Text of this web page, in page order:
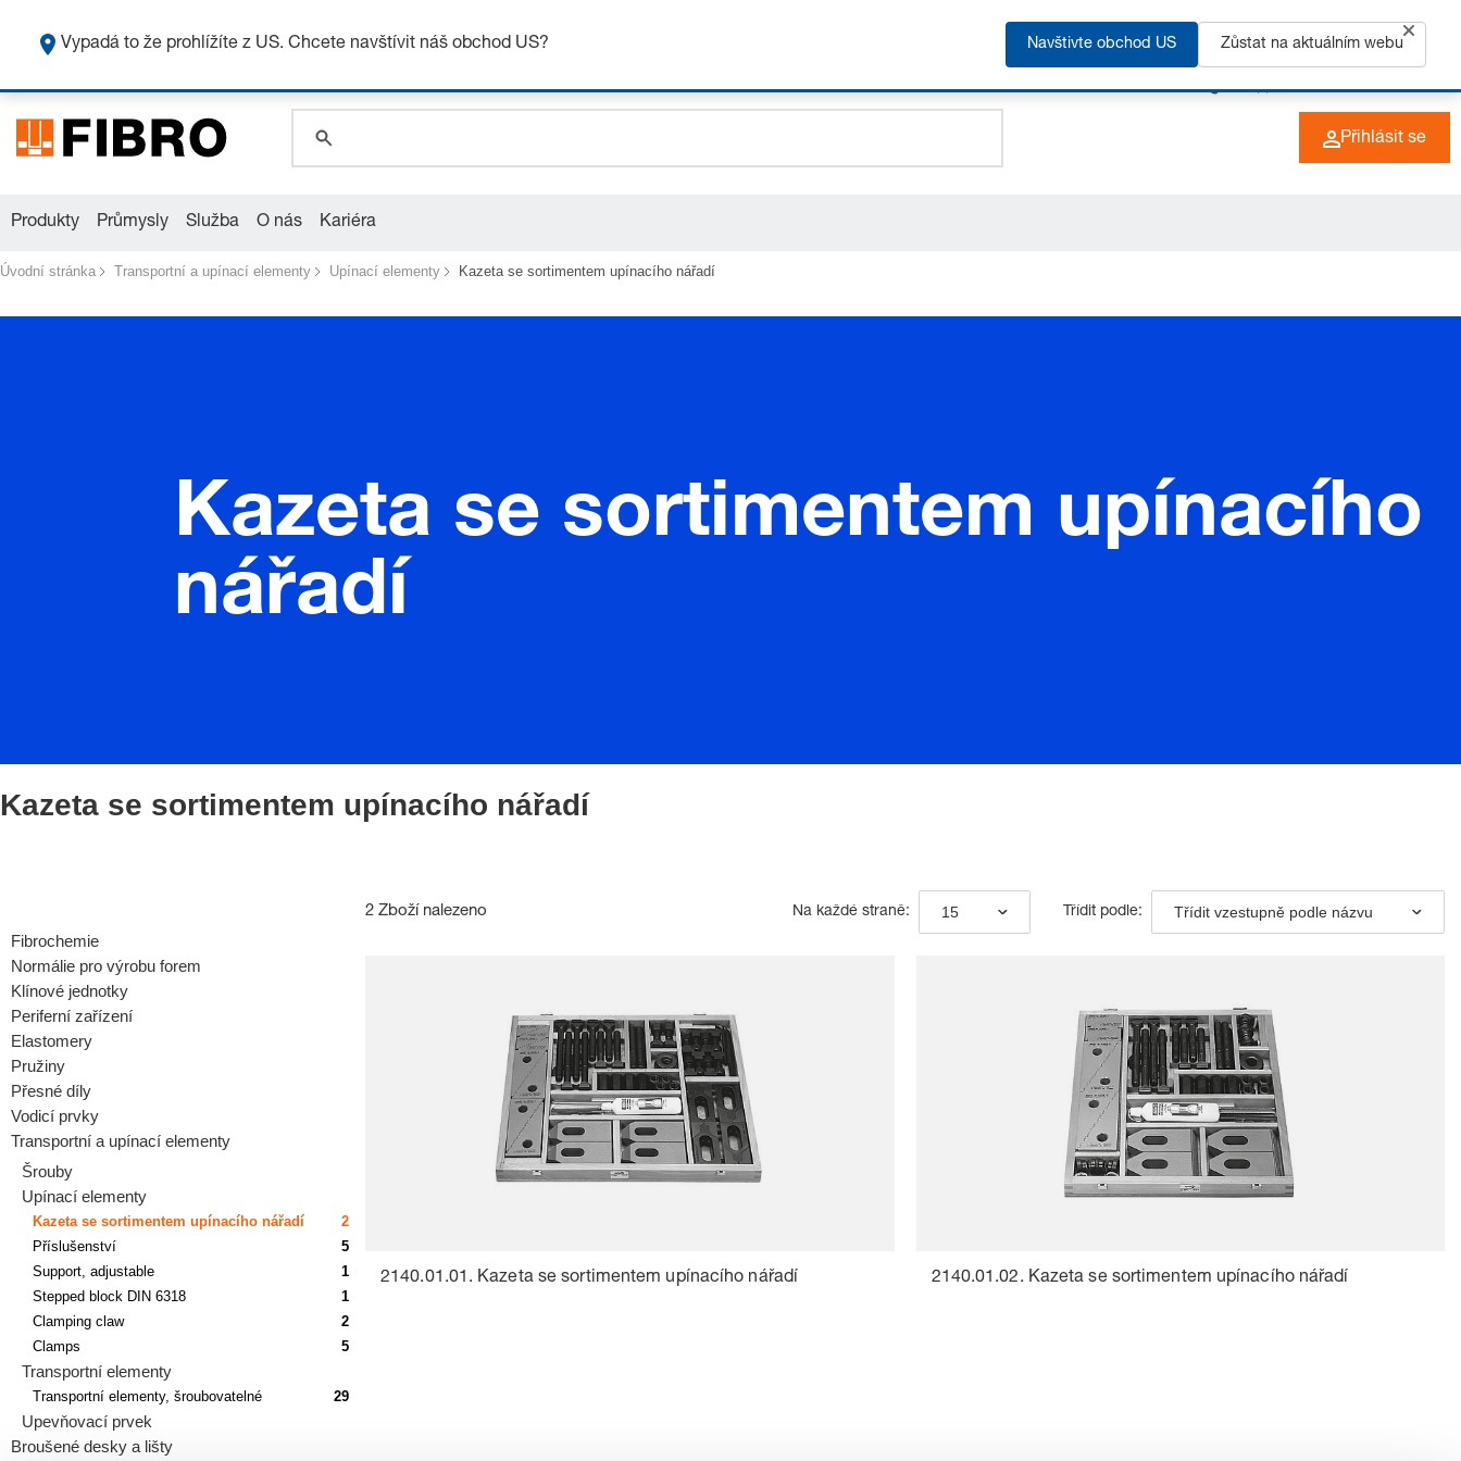
+49 (0) 6266 73-0 CZ
global.search.placeholder.category
Přihlásit se
Produkty Průmysly Služba O nás Kariéra
Úvodní stránka Transportní a upínací elementy Upínací elementy Kazeta se sortimentem upínacího nářadí
Kazeta se sortimentem upínacího
nářadí
Kazeta se sortimentem upínacího nářadí
Fibrochemie
Normálie pro výrobu forem
Klínové jednotky
Periferní zařízení
Elastomery
Pružiny
Přesné díly
Vodicí prvky
Transportní a upínací elementy
Šrouby
Upínací elementy
Kazeta se sortimentem upínacího nářadí
2
Příslušenství
5
Support, adjustable
1
Stepped block DIN 6318
1
Clamping claw
2
Clamps
5
Transportní elementy
Transportní elementy, šroubovatelné 29
Upevňovací prvek
Broušené desky a lišty
2 Zboží nalezeno Na každé straně: 15 Třídit podle: Třídit vzestupně podle názvu
2140.01.01. Kazeta se sortimentem upínacího nářadí 2140.01.02. Kazeta se sortimentem upínacího nářadí
Vypadá to že prohlížíte z US. Chcete navštívit náš obchod US? Navštivte obchod US Zůstat na aktuálním webu